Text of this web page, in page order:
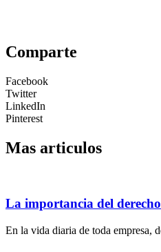
Comparte
Facebook
Twitter
LinkedIn
Pinterest
Mas articulos
La importancia del
En la vida diaria de toda empresa,